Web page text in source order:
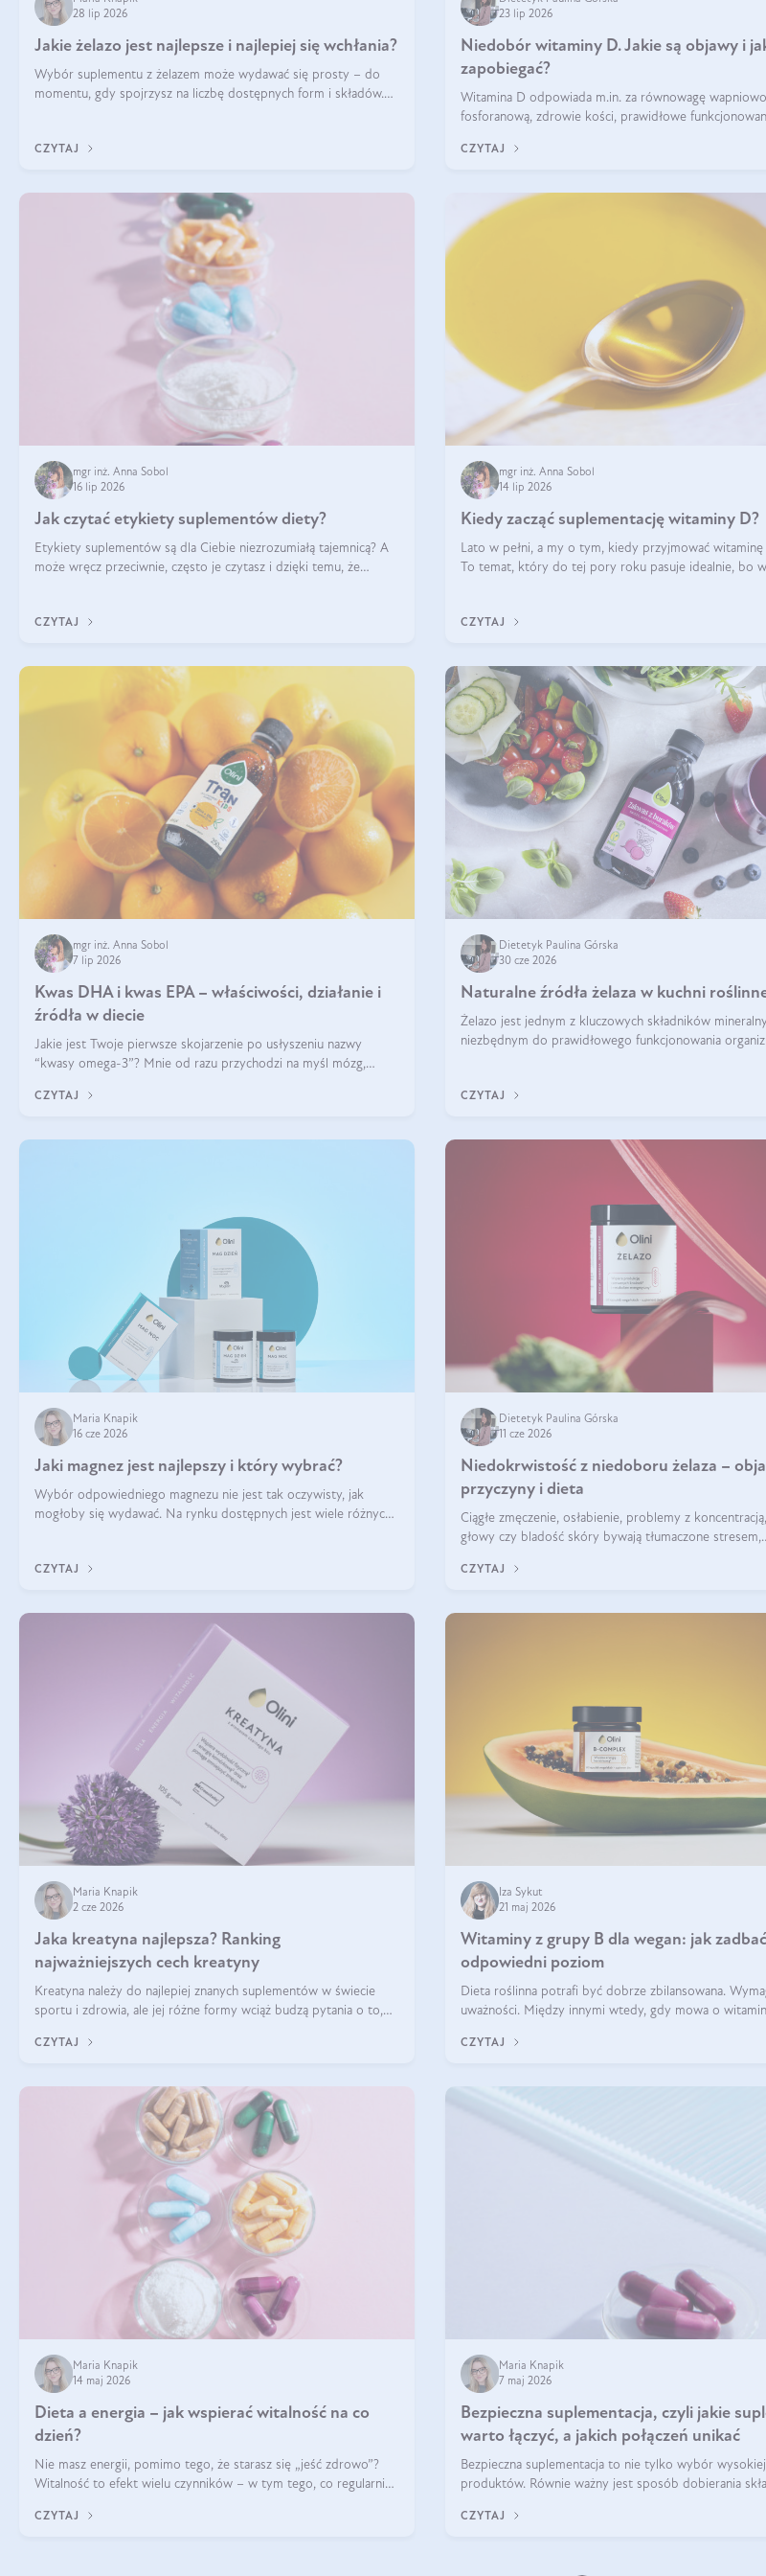
28 lip 2026
Jakie żelazo jest najlepsze i najlepiej się wchłania?
Wybór suplementu z żelazem może wydawać się prosty – do
momentu, gdy spojrzysz na liczbę dostępnych form i składów.
suplement?
CZYTAJ
23 lip 2026
Niedobór witaminy D. Jakie są objawy i
zapobiegać?
Witamina D odpowiada m.in. za równowagę
fosforanową, zdrowie kości, prawidłowe
pod wpływem słońca, niedobór witaminy D pozostaje
CZYTAJ
mgr inż. Anna Sobol
16 lip 2026
Jak czytać etykiety suplementów diety?
Etykiety suplementów są dla Ciebie niezrozumiałą tajemnicą? A
może wręcz przeciwnie, często je czytasz i dzięki temu, że
CZYTAJ
mgr inż. Anna Sobol
14 lip 2026
Kiedy zacząć suplementację witaminy D?
Lato w pełni, a my o tym, kiedy przyjmować witaminę
To temat, który do tej pory roku pasuje idealnie, bo
słońcu, aby witami
CZYTAJ
mgr inż. Anna Sobol
7 lip 2026
Kwas DHA i kwas EPA – właściwości, działanie i
źródła w diecie
Jakie jest Twoje pierwsze skojarzenie po usłyszeniu nazwy
“kwasy omega-3”? Mnie od razu przychodzi na myśl mózg,
skupimy się głównie na dwóch kwasach z tej rodziny: DHA oraz
CZYTAJ
Dietetyk Paulina Górska
30 cze 2026
Naturalne źródła żelaza w kuchni
Żelazo jest jednym z kluczowych składników
niezbędnym do prawidłowego funkcjonowania
źródeł tego pierwiastka.
CZYTAJ
Maria Knapik
16 cze 2026
Jaki magnez jest najlepszy i który wybrać?
Wybór odpowiedniego magnezu nie jest tak oczywisty, jak
mogłoby się wydawać. Na rynku dostępnych jest wiele różnych
CZYTAJ
Dietetyk Paulina Górska
11 cze 2026
Niedokrwistość z niedoboru żelaza –
przyczyny i dieta
Ciągłe zmęczenie, osłabienie, problemy z
głowy czy bladość skóry bywają tłumaczone stresem,
może być niedokrwistość z niedoboru żelaza.
CZYTAJ
Maria Knapik
2 cze 2026
Jaka kreatyna najlepsza? Ranking
najważniejszych cech kreatyny
Kreatyna należy do najlepiej znanych suplementów w świecie
sportu i zdrowia, ale jej różne formy wciąż budzą pytania o to,
przyglądamy się temu, jaka forma kreatyny jest najlepsza.
CZYTAJ
Iza Sykut
21 maj 2026
Witaminy z grupy B dla wegan: jak
odpowiedni poziom
Dieta roślinna potrafi być dobrze zbilansowana.
uważności. Między innymi wtedy, gdy mowa o
naczyń połączonych.
CZYTAJ
Maria Knapik
14 maj 2026
Dieta a energia – jak wspierać witalność na co
dzień?
Nie masz energii, pomimo tego, że starasz się „jeść zdrowo”?
Witalność to efekt wielu czynników – w tym tego, co regularnie
się w zależności od osoby
CZYTAJ
Maria Knapik
7 maj 2026
Bezpieczna suplementacja, czyli jakie
warto łączyć, a jakich połączeń unikać
Bezpieczna suplementacja to nie tylko wybór
produktów. Równie ważny jest sposób dobierania
łączyć suplementy diety? Poznaj nasze wskazówki.
CZYTAJ